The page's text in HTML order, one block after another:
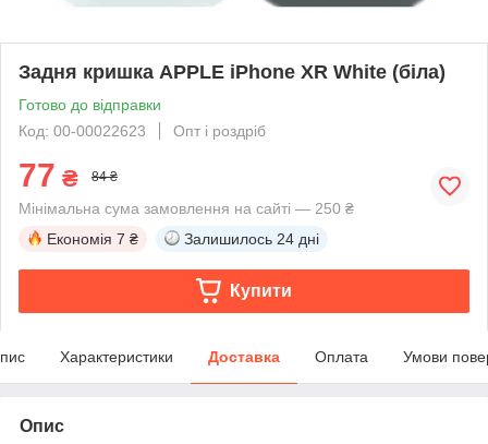
Задня кришка APPLE iPhone XR White (біла)
Готово до відправки
Код: 00-00022623
Опт і роздріб
77 ₴ 84 ₴
Мінімальна сума замовлення на сайті — 250 ₴
Економія 7 ₴ Залишилось 24 дні
Купити
Характеристики Доставка Оплата Умови
Опис